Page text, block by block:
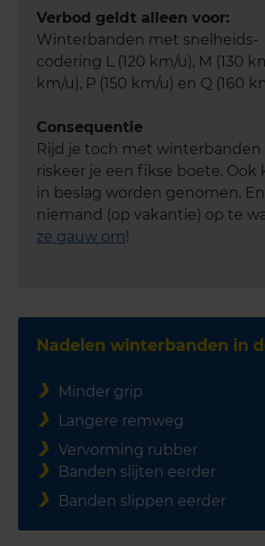
Verbod geldt alleen voor:
Winterbanden met snelheids-
codering L (120 km/u), M (130
km/u), P (150 km/u) en Q (160
Consequentie
Rijd je toch met winterbanden
riskeer je een fikse boete. Ook
in beslag worden genomen.
niemand (op vakantie) op te
ze gauw om!
Nadelen winterbanden in
Minder grip
Langere remweg
Vervorming rubber
Banden slijten eerder
Banden slippen eerder